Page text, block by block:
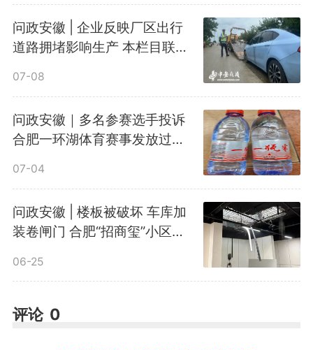
一片漆黑。目前供电公司已张贴告
示，拟切断电梯电源，高层居民出
行将完全受阻。
3. 特殊群体受干扰严重：小区
内有很多滁州中学高中学生，尤其
高三学生正处于备考冲刺关键阶
段，无公共照明影响夜间出行与学
习，电梯若停运更会耽误日常作
息，直接干扰备考进度。
问政安徽 | 企业反映厂区出行
道路拥堵影响生产 本栏目联系
07-08
问政安徽｜多名参赛选手投诉
合肥一环湖体育赛事发放过期
07-04
问政安徽 | 楼板被破坏 车库加
装卷闸门 合肥“招商玺”小区业
坚称行为合规
06-25
评论 0